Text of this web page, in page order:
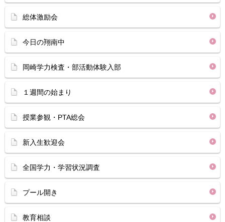
総体激励会
今日の翔南中
岡崎学力検査・部活動体験入部
１週間の始まり
授業参観・PTA総会
新入生歓迎会
全国学力・学習状況調査
プール開き
教育相談